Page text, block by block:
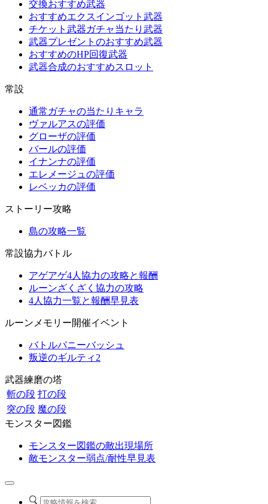
交換おすすめ武器
おすすめエクスインゴット武器
チケット武器ガチャ当たり武器
武器プレゼントのおすすめ武器
おすすめのHP回復武器
武器合成のおすすめスロット
常設
通常ガチャの当たりキャラ
ヴァルアスの評価
グローザの評価
バールの評価
イナンナの評価
エレメージュの評価
レベッカの評価
ストーリー攻略
島の攻略一覧
常設協力バトル
アゲアゲ4人協力の攻略と報酬
ルーンざくざく協力の攻略
4人協力一覧と報酬早見表
ルーンメモリー開催イベント
バトルバニーバッシュ
叛逆のギルティ2
武器練磨の塔
斬の段 打の段
突の段 魔の段
モンスター図鑑
モンスター図鑑の敵出現場所
敵モンスター弱点/耐性早見表